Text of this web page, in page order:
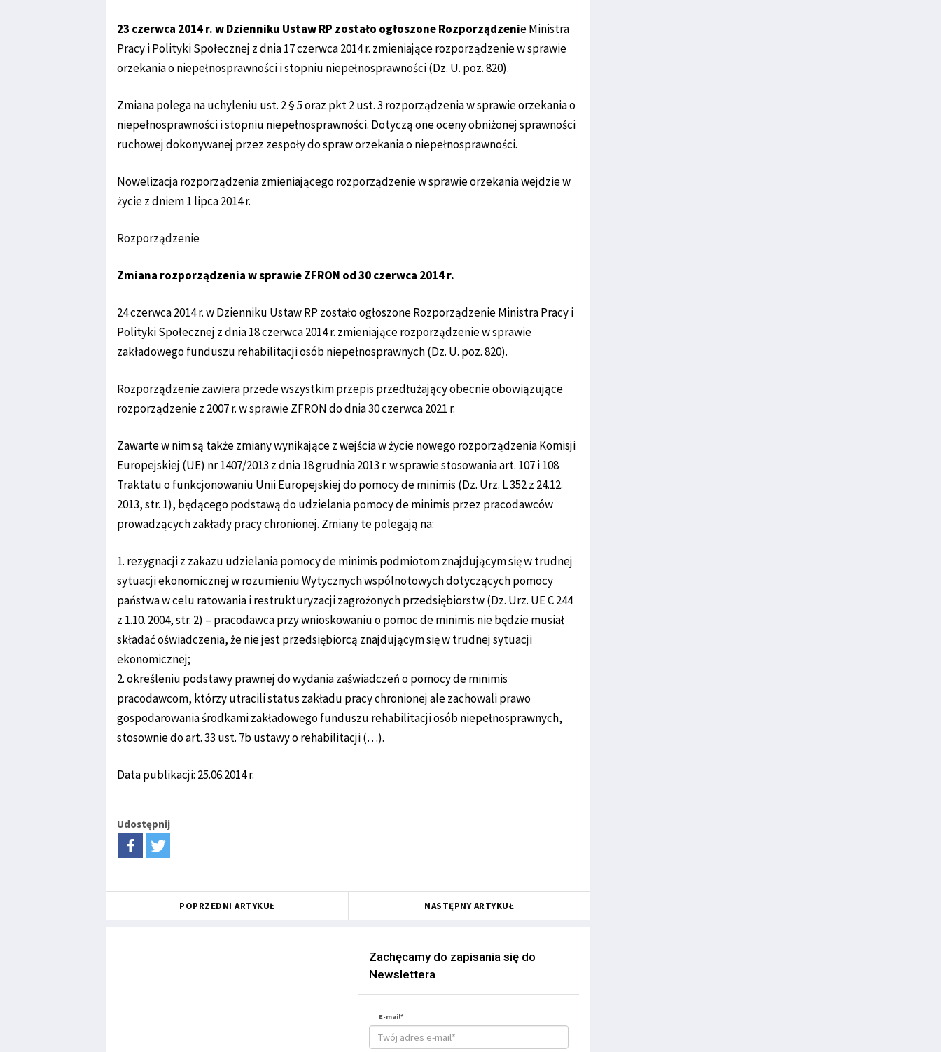
23 czerwca 2014 r. w Dzienniku Ustaw RP zostało ogłoszone Rozporządzenie Ministra
Pracy i Polityki Społecznej z dnia 17 czerwca 2014 r. zmieniające rozporządzenie w sprawie
orzekania o niepełnosprawności i stopniu niepełnosprawności (Dz. U. poz. 820).
Zmiana polega na uchyleniu ust. 2 § 5 oraz pkt 2 ust. 3 rozporządzenia w sprawie orzekania o
niepełnosprawności i stopniu niepełnosprawności. Dotyczą one oceny obniżonej sprawności
ruchowej dokonywanej przez zespoły do spraw orzekania o niepełnosprawności.
Nowelizacja rozporządzenia zmieniającego rozporządzenie w sprawie orzekania wejdzie w
życie z dniem 1 lipca 2014 r.
Rozporządzenie
Zmiana rozporządzenia w sprawie ZFRON od 30 czerwca 2014 r.
24 czerwca 2014 r. w Dzienniku Ustaw RP zostało ogłoszone Rozporządzenie Ministra Pracy i
Polityki Społecznej z dnia 18 czerwca 2014 r. zmieniające rozporządzenie w sprawie
zakładowego funduszu rehabilitacji osób niepełnosprawnych (Dz. U. poz. 820).
Rozporządzenie zawiera przede wszystkim przepis przedłużający obecnie obowiązujące
rozporządzenie z 2007 r. w sprawie ZFRON do dnia 30 czerwca 2021 r.
Zawarte w nim są także zmiany wynikające z wejścia w życie nowego rozporządzenia Komisji
Europejskiej (UE) nr 1407/2013 z dnia 18 grudnia 2013 r. w sprawie stosowania art. 107 i 108
Traktatu o funkcjonowaniu Unii Europejskiej do pomocy de minimis (Dz. Urz. L 352 z 24.12.
2013, str. 1), będącego podstawą do udzielania pomocy de minimis przez pracodawców
prowadzących zakłady pracy chronionej. Zmiany te polegają na:
1. rezygnacji z zakazu udzielania pomocy de minimis podmiotom znajdującym się w trudnej
sytuacji ekonomicznej w rozumieniu Wytycznych wspólnotowych dotyczących pomocy
państwa w celu ratowania i restrukturyzacji zagrożonych przedsiębiorstw (Dz. Urz. UE C 244
z 1.10. 2004, str. 2) – pracodawca przy wnioskowaniu o pomoc de minimis nie będzie musiał
składać oświadczenia, że nie jest przedsiębiorcą znajdującym się w trudnej sytuacji
ekonomicznej;
2. określeniu podstawy prawnej do wydania zaświadczeń o pomocy de minimis
pracodawcom, którzy utracili status zakładu pracy chronionej ale zachowali prawo
gospodarowania środkami zakładowego funduszu rehabilitacji osób niepełnosprawnych,
stosownie do art. 33 ust. 7b ustawy o rehabilitacji (…).
Data publikacji: 25.06.2014 r.
Udostępnij
POPRZEDNI ARTYKUŁ NASTĘPNY ARTYKUŁ
Zachęcamy do zapisania się do
Newslettera
E-mail*